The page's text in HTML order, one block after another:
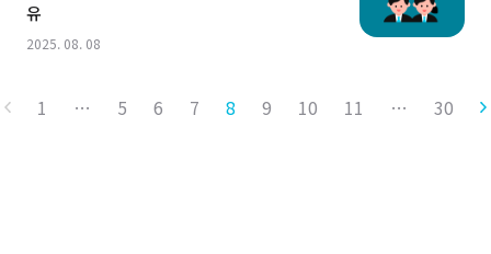
유
2025. 08. 08
1 … 5 6 7 8 9 10 11 … 30